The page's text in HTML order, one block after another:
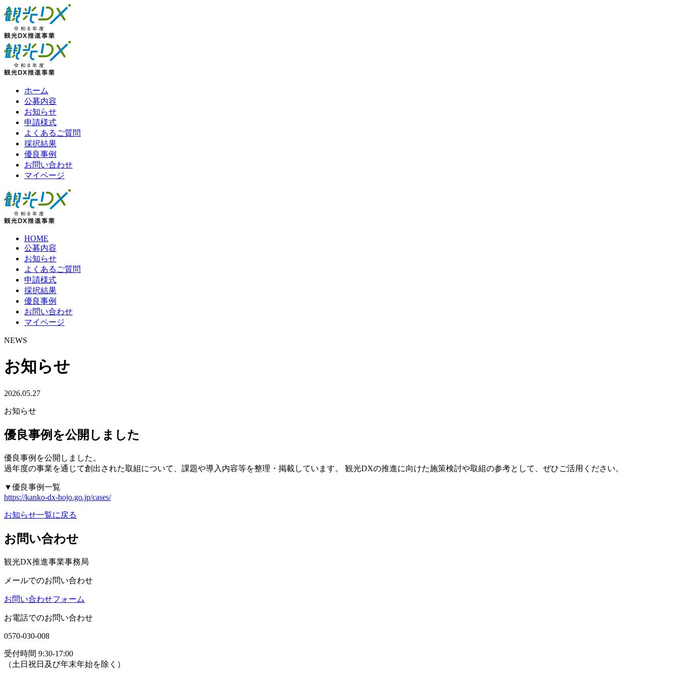
ホーム
公募内容
お知らせ
申請様式
よくあるご質問
採択結果
優良事例
お問い合わせ
マイページ
HOME
公募内容
お知らせ
よくあるご質問
申請様式
採択結果
優良事例
お問い合わせ
マイページ
NEWS
お知らせ
2026.05.27
お知らせ
優良事例を公開しました
優良事例を公開しました。
過年度の事業を通じて創出された取組について、課題や導入内容等を整理・掲載しています。 観光DXの推進に向けた施策検討や取組の参考として、ぜひご活用ください。
▼優良事例一覧
https://kanko-dx-hojo.go.jp/cases/
お知らせ一覧に戻る
お問い合わせ
観光DX推進事業事務局
メールでのお問い合わせ
お問い合わせフォーム
お電話でのお問い合わせ
0570-030-008
受付時間 9:30-17:00
（土日祝日及び年末年始を除く）